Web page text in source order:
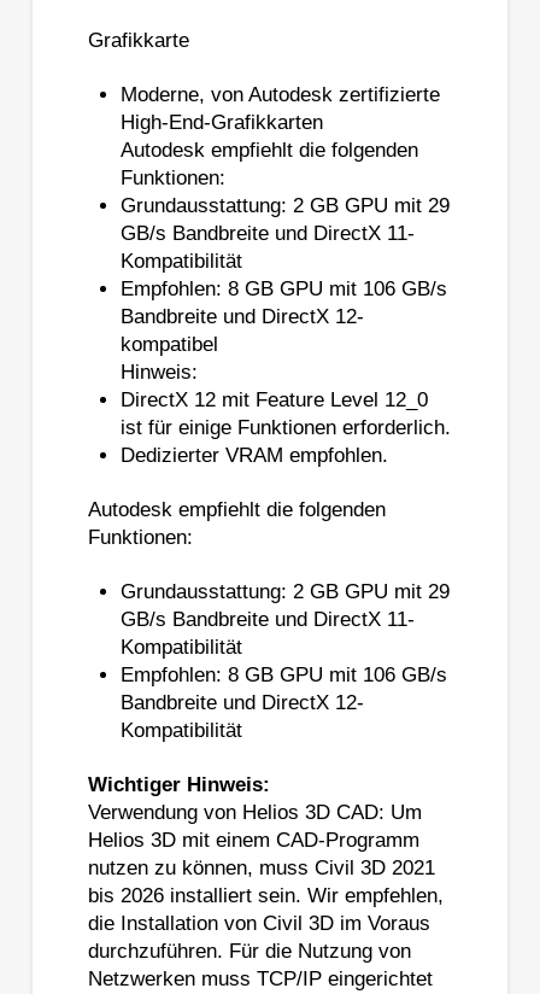
Grafikkarte
Moderne, von Autodesk zertifizierte
High-End-Grafikkarten
Autodesk empfiehlt die folgenden
Funktionen:
Grundausstattung: 2 GB GPU mit 29
GB/s Bandbreite und DirectX 11-
Kompatibilität
Empfohlen: 8 GB GPU mit 106 GB/s
Bandbreite und DirectX 12-
kompatibel
Hinweis:
DirectX 12 mit Feature Level 12_0
ist für einige Funktionen erforderlich.
Dedizierter VRAM empfohlen.
Autodesk empfiehlt die folgenden
Funktionen:
Grundausstattung: 2 GB GPU mit 29
GB/s Bandbreite und DirectX 11-
Kompatibilität
Empfohlen: 8 GB GPU mit 106 GB/s
Bandbreite und DirectX 12-
Kompatibilität
Wichtiger Hinweis:
Verwendung von Helios 3D CAD: Um
Helios 3D mit einem CAD-Programm
nutzen zu können, muss Civil 3D 2021
bis 2026 installiert sein. Wir empfehlen,
die Installation von Civil 3D im Voraus
durchzuführen. Für die Nutzung von
Netzwerken muss TCP/IP eingerichtet